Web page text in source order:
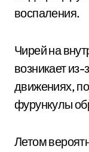
воспаления.
Чирей на
возникает из-
движениях,
фурункулы
Летом